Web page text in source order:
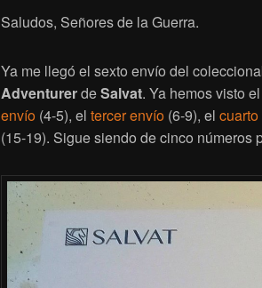
Saludos, Señores de la Guerra.
Ya me llegó el sexto envío del
AdventurerdeSalvat. Ya hemos visto el
envío (4-5), el tercer envío (6-9), el
(15-19). Sigue siendo de cinco números